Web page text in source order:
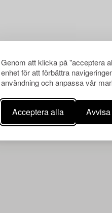
Genom att klicka på "acceptera
enhet för att förbättra
användning och anpassa vår
Acceptera alla